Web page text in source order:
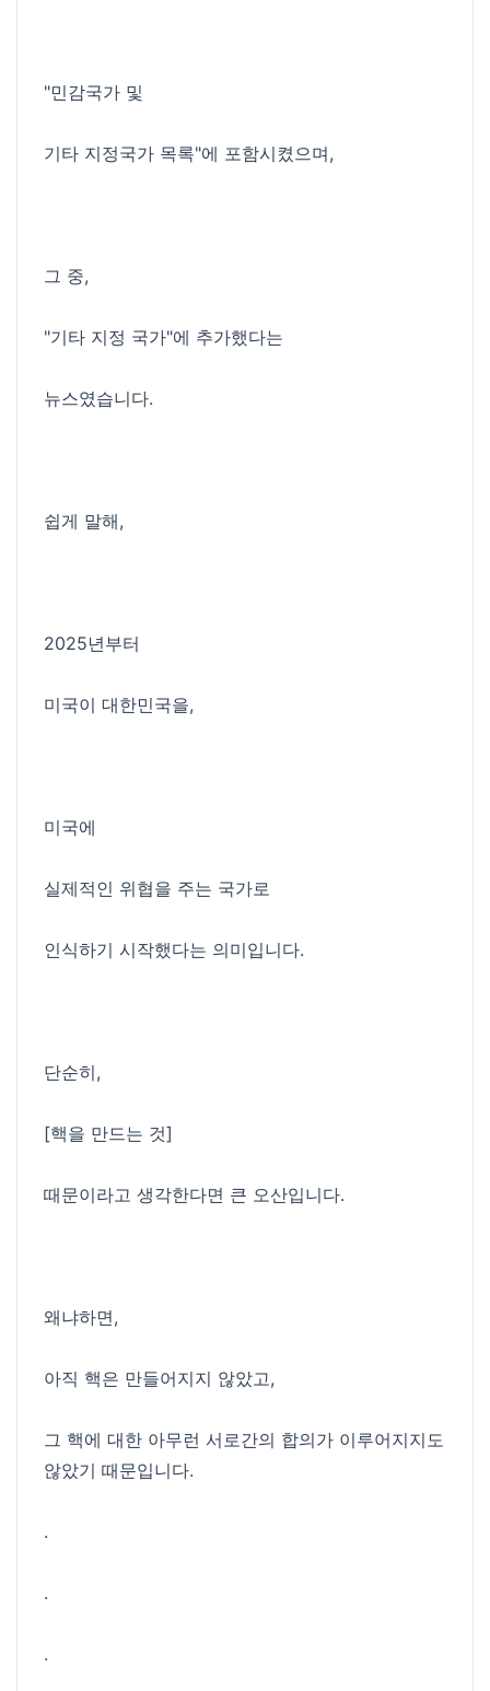
"민감국가 및
기타 지정국가 목록"에 포함시켰으며,
그 중,
"기타 지정 국가"에 추가했다는
뉴스였습니다.
쉽게 말해,
2025년부터
미국이 대한민국을,
미국에
실제적인 위협을 주는 국가로
인식하기 시작했다는 의미입니다.
단순히,
[핵을 만드는 것]
때문이라고 생각한다면 큰 오산입니다.
왜냐하면,
아직 핵은 만들어지지 않았고,
그 핵에 대한 아무런 서로간의 합의가 이루어지지도
않았기 때문입니다.
.
.
.